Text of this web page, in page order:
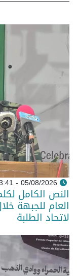
05/08/2026 - 23:41
النص الكامل
العام للجبهة
لاتحاد الطلبة